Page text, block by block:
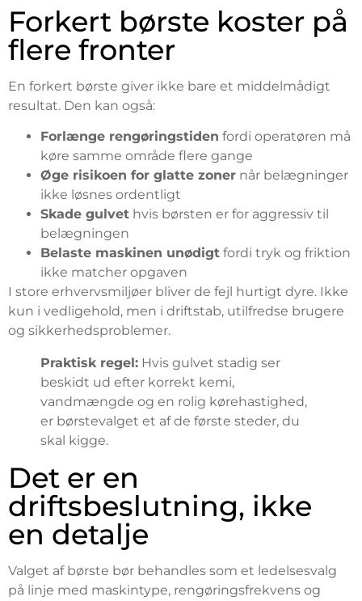
Forkert børste koster på
flere fronter
En forkert børste giver ikke bare et middelmådigt
resultat. Den kan også:
Forlænge rengøringstiden fordi operatøren må
køre samme område flere gange
Øge risikoen for glatte zoner når belægninger
ikke løsnes ordentligt
Skade gulvet hvis børsten er for aggressiv til
belægningen
Belaste maskinen unødigt fordi tryk og friktion
ikke matcher opgaven
I store erhvervsmiljøer bliver de fejl hurtigt dyre. Ikke
kun i vedligehold, men i driftstab, utilfredse brugere
og sikkerhedsproblemer.
Praktisk regel: Hvis gulvet stadig ser
beskidt ud efter korrekt kemi,
vandmængde og en rolig kørehastighed,
er børstevalget et af de første steder, du
skal kigge.
Det er en
driftsbeslutning, ikke
en detalje
Valget af børste bør behandles som et ledelsesvalg
på linje med maskintype, rengøringsfrekvens og